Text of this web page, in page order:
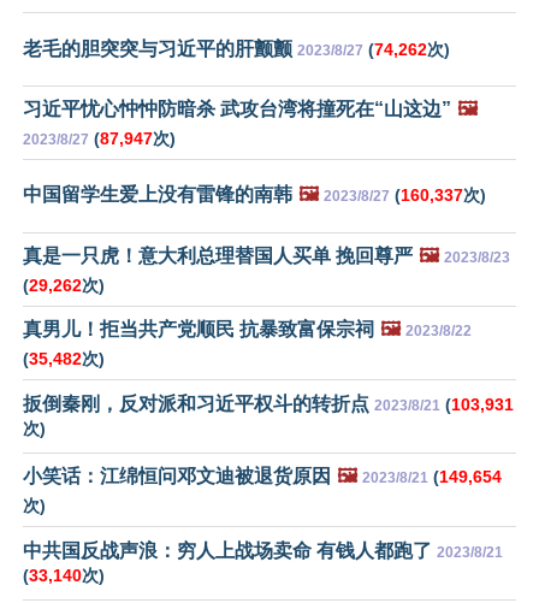
老毛的胆突突与习近平的肝颤颤 2023/8/27 (74,262次)
习近平忧心忡忡防暗杀 武攻台湾将撞死在“山这边” 🖼️
2023/8/27 (87,947次)
中国留学生爱上没有雷锋的南韩 🖼️ 2023/8/27 (160,337次)
真是一只虎！意大利总理替国人买单 挽回尊严 🖼️ 2023/8/23
(29,262次)
真男儿！拒当共产党顺民 抗暴致富保宗祠 🖼️ 2023/8/22
(35,482次)
扳倒秦刚，反对派和习近平权斗的转折点 2023/8/21 (103,931
次)
小笑话：江绵恒问邓文迪被退货原因 🖼️ 2023/8/21 (149,654
次)
中共国反战声浪：穷人上战场卖命 有钱人都跑了 2023/8/21
(33,140次)